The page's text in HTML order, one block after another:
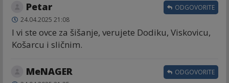
Petar
24.04.2025 21:08
I vi ste ovce za šišanje, verujete Dodiku, Viskovicu,
Košarcu i sličnim.
ODGOVORITE
MeNAGER ODGOVORITE